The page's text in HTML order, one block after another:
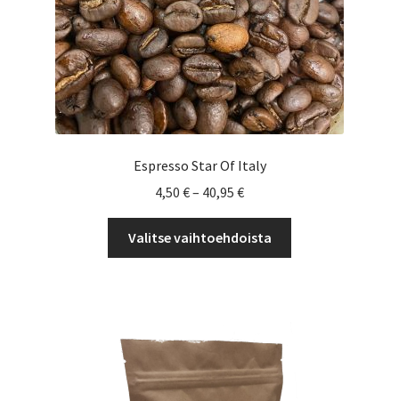
Espresso Star Of Italy
4,50 €– 40,95 €Hintaluokka:
4,50 €
-
40,95 €
Valitse vaihtoehdoista